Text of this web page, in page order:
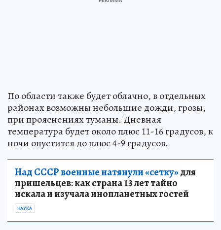
По области также будет облачно, в отдельных
районах возможны небольшие дожди, грозы,
при прояснениях туманы. Дневная
температура будет около плюс 11-16 градусов, к
ночи опустится до плюс 4-9 градусов.
Над СССР военные натянули «сетку»для
пришельцев: как страна 13 лет тайно
искала и изучала инопланетных гостей
НАУКА